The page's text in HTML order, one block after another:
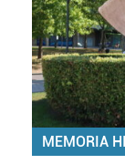
MEMORIA